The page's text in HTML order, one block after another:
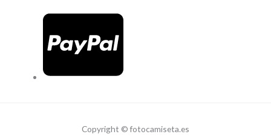
Copyright © fotocamiseta.es